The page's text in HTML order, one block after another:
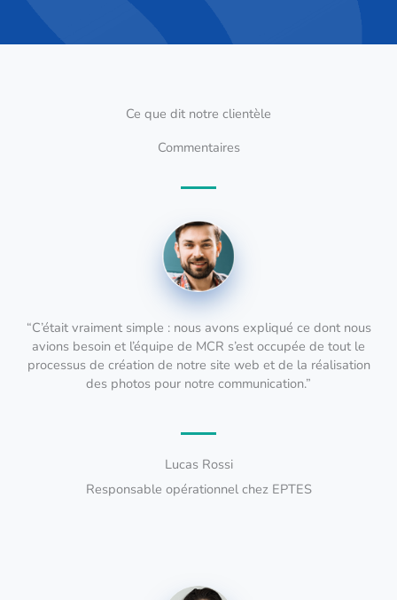
Ce que dit notre clientèle
Commentaires
“C’était vraiment simple : nous avons expliqué ce dont nous
avions besoin et l’équipe de MCR s’est occupée de tout le
processus de création de notre site web et de la réalisation
des photos pour notre communication.”
Lucas Rossi
Responsable opérationnel chez EPTES